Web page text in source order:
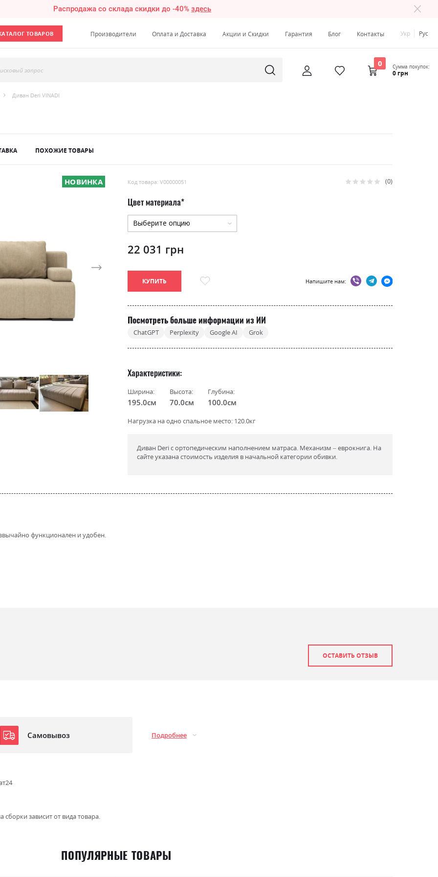
Распродажа со склада скидки до -40%здесь
ТОВАРОВ Производители Оплата и Доставка Акции и Скидки Гарантия Блог Контакты Укр Рус
запрос
0 Сумма покупок:
0 грн
Диван Deri VINADI
ПОХОЖИЕ ТОВАРЫ
НОВИНКА Код товара: V00000051 Рейтинг: 0
Цвет материала
22 031 грн
КУПИТЬ Напишите нам:
Посмотреть больше информации из ИИ
ChatGPT Perplexity Google AI Grok
Характеристики
Ширина:
195.0см
Высота:
70.0см
Глубина:
100.0см
Нагрузка на одно спальное место: 120.0кг
Диван Deri с ортопедическим наполнением матраса. Механизм – еврокнига. На
сайте указана стоимость изделия в начальной категории обивки.
функционален и удобен.
ОСТАВИТЬ ОТЗЫВ
Самовывоз Подробнее
зависит от вида товара.
ПОПУЛЯРНЫЕ ТОВАРЫ